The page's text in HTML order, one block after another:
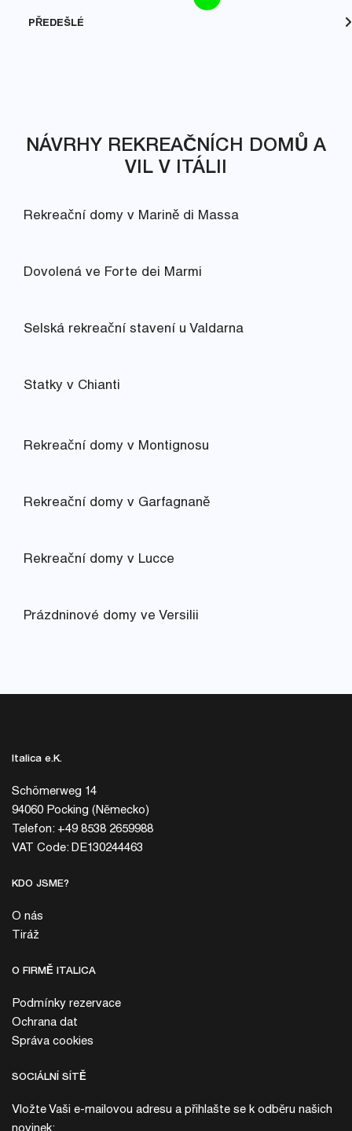
PŘEDEŠLÉ
NÁVRHY REKREAČNÍCH DOMŮ A
VIL V ITÁLII
Rekreační domy v Marině di Massa
Dovolená ve Forte dei Marmi
Selská rekreační stavení u Valdarna
Statky v Chianti
Rekreační domy v Montignosu
Rekreační domy v Garfagnaně
Rekreační domy v Lucce
Prázdninové domy ve Versilii
Italica e.K.
Schömerweg 14
94060 Pocking (Německo)
Telefon: +49 8538 2659988
VAT Code: DE130244463
KDO JSME?
O nás
Tiráž
O FIRMĚ ITALICA
Podmínky rezervace
Ochrana dat
Správa cookies
SOCIÁLNÍ SÍTĚ
Vložte Vaši e-mailovou adresu a přihlašte se k odběru našich